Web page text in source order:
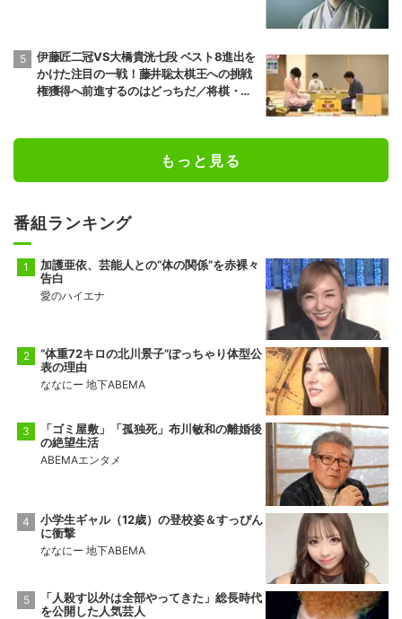
伊藤匠二冠VS大橋貴洸七段 ベスト8進出を
かけた注目の一戦！藤井聡太棋王への挑戦
権獲得へ前進するのはどっちだ／将棋・棋
もっと見る
番組ランキング
加護亜依、芸能人との“体の関係”を赤裸々
告白
愛のハイエナ
“体重72キロの北川景子”ぽっちゃり体型公
表の理由
ななにー 地下ABEMA
「ゴミ屋敷」「孤独死」布川敏和の離婚後
の絶望生活
ABEMAエンタメ
小学生ギャル（12歳）の登校姿＆すっぴん
に衝撃
ななにー 地下ABEMA
「人殺す以外は全部やってきた」総長時代
を公開した人気芸人